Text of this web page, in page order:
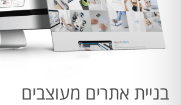
בניית אתרים מעוצבים